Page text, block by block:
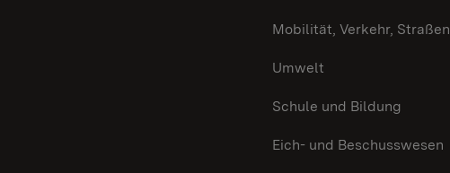
Mobilität, Verkehr, Straßen
Umwelt
Schule und Bildung
Eich- und Beschusswesen